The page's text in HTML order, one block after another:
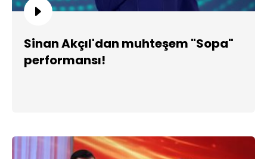
Sinan Akçıl'dan muhteşem "Sopa"
performansı!